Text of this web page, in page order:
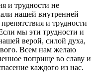
и трудности не
нашей внутренней
и трудности
мы эти трудности и
верой, силой духа,
Всем нам желаю
поприще во славу и
каждого из нас.